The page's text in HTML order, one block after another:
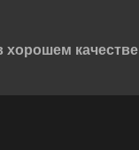
хорошем качестве